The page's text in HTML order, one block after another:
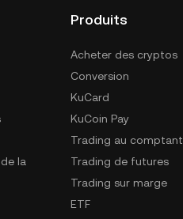
la
Produits
Acheter des cryptos
Conversion
KuCard
KuCoin Pay
Trading au comptant
Trading de futures
Trading sur marge
ETF